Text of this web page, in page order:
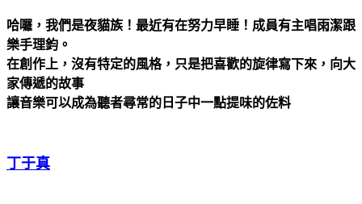
哈囉，我們是夜貓族！最近有在努力早睡！成員有主唱雨潔跟
樂手理鈞。
在創作上，沒有特定的風格，只是把喜歡的旋律寫下來，向大
家傳遞的故事
讓音樂可以成為聽者尋常的日子中一點提味的佐料
丁于真